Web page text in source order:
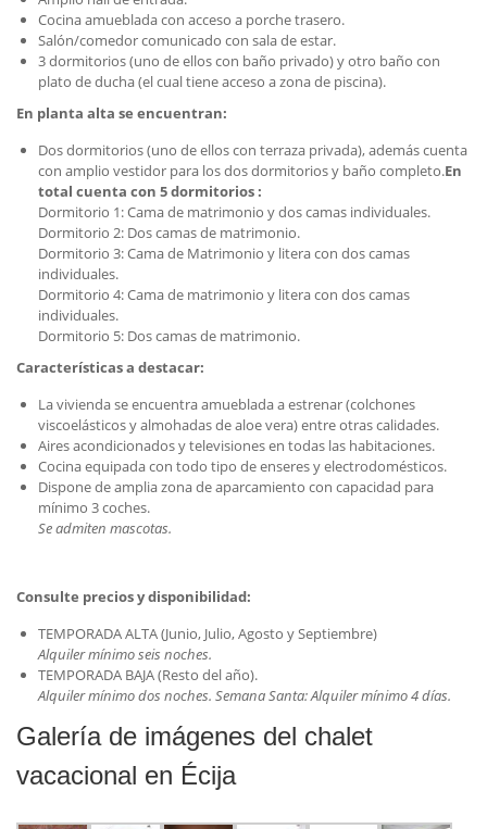
Cocina amueblada con acceso a porche trasero.
Salón/comedor comunicado con sala de estar.
3 dormitorios (uno de ellos con baño privado) y otro baño con
plato de ducha (el cual tiene acceso a zona de piscina).
En planta alta se encuentran:
Dos dormitorios (uno de ellos con terraza privada), además cuenta
con amplio vestidor para los dos dormitorios y baño completo.En
total cuenta con 5 dormitorios :
Dormitorio 1: Cama de matrimonio y dos camas individuales.
Dormitorio 2: Dos camas de matrimonio.
Dormitorio 3: Cama de Matrimonio y litera con dos camas
individuales.
Dormitorio 4: Cama de matrimonio y litera con dos camas
individuales.
Dormitorio 5: Dos camas de matrimonio.
Características a destacar:
La vivienda se encuentra amueblada a estrenar (colchones
viscoelásticos y almohadas de aloe vera) entre otras calidades.
Aires acondicionados y televisiones en todas las habitaciones.
Cocina equipada con todo tipo de enseres y electrodomésticos.
Dispone de amplia zona de aparcamiento con capacidad para
mínimo 3 coches.
Se admiten mascotas.
Consulte precios y disponibilidad:
TEMPORADA ALTA (Junio, Julio, Agosto y Septiembre)
Alquiler mínimo seis noches.
TEMPORADA BAJA (Resto del año).
Alquiler mínimo dos noches. Semana Santa: Alquiler mínimo 4 días.
Galería de imágenes del chalet
vacacional en Écija